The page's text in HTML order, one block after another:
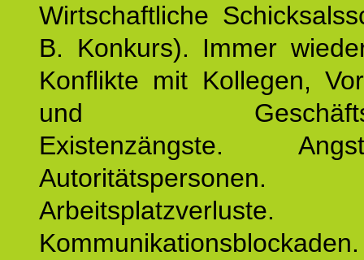
Wirtschaftliche
B. Konkurs). Immer
Konflikte mit Kollegen,
und
Existenzängste.
Autoritätspersonen.
Arbeitsplatzverluste.